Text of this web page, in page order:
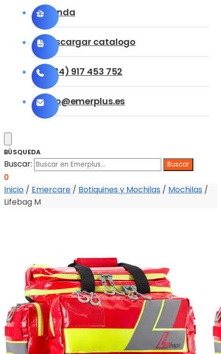
Tienda
Descargar catalogo
(+34) 917 453 752
info@emerplus.es
BÚSQUEDA
Buscar:
0
Inicio / Emercare / Botiquines y Mochilas / Mochilas /
Lifebag M